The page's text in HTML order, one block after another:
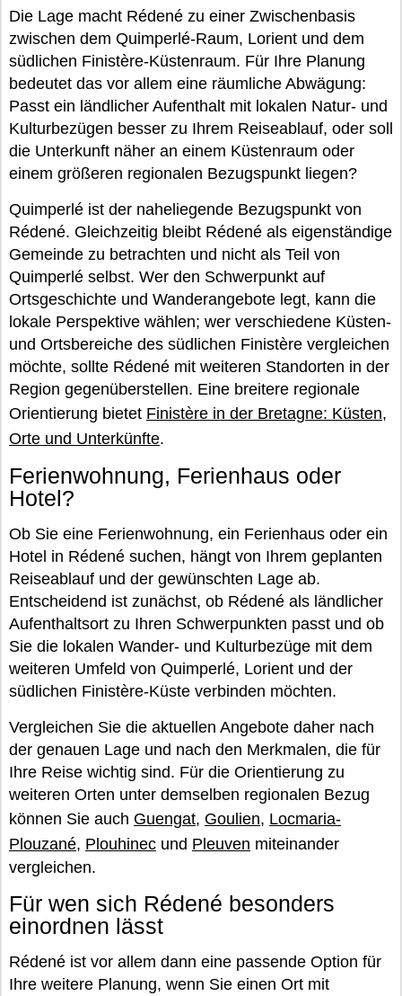
Die Lage macht Rédené zu einer Zwischenbasis
zwischen dem Quimperlé-Raum, Lorient und dem
südlichen Finistère-Küstenraum. Für Ihre Planung
bedeutet das vor allem eine räumliche Abwägung:
Passt ein ländlicher Aufenthalt mit lokalen Natur- und
Kulturbezügen besser zu Ihrem Reiseablauf, oder soll
die Unterkunft näher an einem Küstenraum oder
einem größeren regionalen Bezugspunkt liegen?
Quimperlé ist der naheliegende Bezugspunkt von
Rédené. Gleichzeitig bleibt Rédené als eigenständige
Gemeinde zu betrachten und nicht als Teil von
Quimperlé selbst. Wer den Schwerpunkt auf
Ortsgeschichte und Wanderangebote legt, kann die
lokale Perspektive wählen; wer verschiedene Küsten-
und Ortsbereiche des südlichen Finistère vergleichen
möchte, sollte Rédené mit weiteren Standorten in der
Region gegenüberstellen. Eine breitere regionale
Orientierung bietet Finistère in der Bretagne: Küsten,
Orte und Unterkünfte.
Ferienwohnung, Ferienhaus oder
Hotel?
Ob Sie eine Ferienwohnung, ein Ferienhaus oder ein
Hotel in Rédené suchen, hängt von Ihrem geplanten
Reiseablauf und der gewünschten Lage ab.
Entscheidend ist zunächst, ob Rédené als ländlicher
Aufenthaltsort zu Ihren Schwerpunkten passt und ob
Sie die lokalen Wander- und Kulturbezüge mit dem
weiteren Umfeld von Quimperlé, Lorient und der
südlichen Finistère-Küste verbinden möchten.
Vergleichen Sie die aktuellen Angebote daher nach
der genauen Lage und nach den Merkmalen, die für
Ihre Reise wichtig sind. Für die Orientierung zu
weiteren Orten unter demselben regionalen Bezug
können Sie auch Guengat, Goulien, Locmaria-
Plouzané, Plouhinec und Pleuven miteinander
vergleichen.
Für wen sich Rédené besonders
einordnen lässt
Rédené ist vor allem dann eine passende Option für
Ihre weitere Planung, wenn Sie einen Ort mit